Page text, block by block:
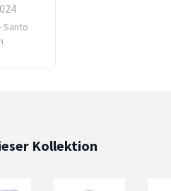
Santo
Kollektion